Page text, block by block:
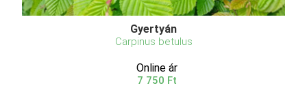
Gyertyán
Carpinus betulus
Online ár
7 750 Ft